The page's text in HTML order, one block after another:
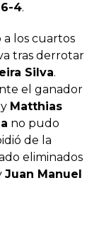
6-4.
a los cuartos
tras derrotar
Silva.
el ganador
Matthias
no pudo
de la
eliminados
Juan Manuel